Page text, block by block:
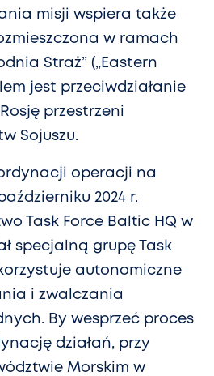
misji wspiera także
w ramach
Straż” („Eastern
jest przeciwdziałanie
przestrzeni
Sojuszu.
operacji na
2024 r.
Task Force Baltic HQ w
specjalną grupę Task
autonomiczne
i zwalczania
By wesprzeć proces
działań, przy
Morskim w